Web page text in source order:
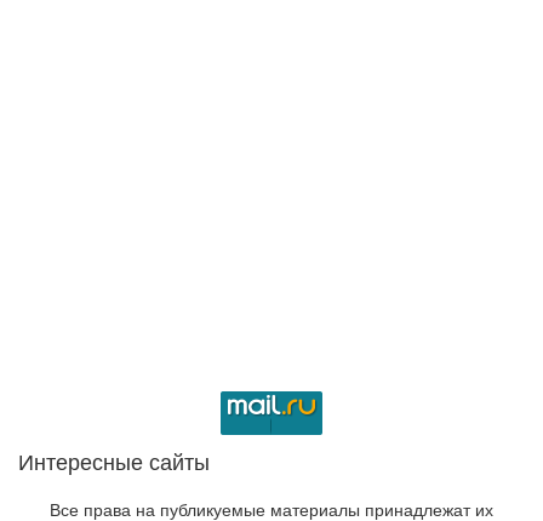
Интересные сайты
Все права на публикуемые материалы принадлежат их